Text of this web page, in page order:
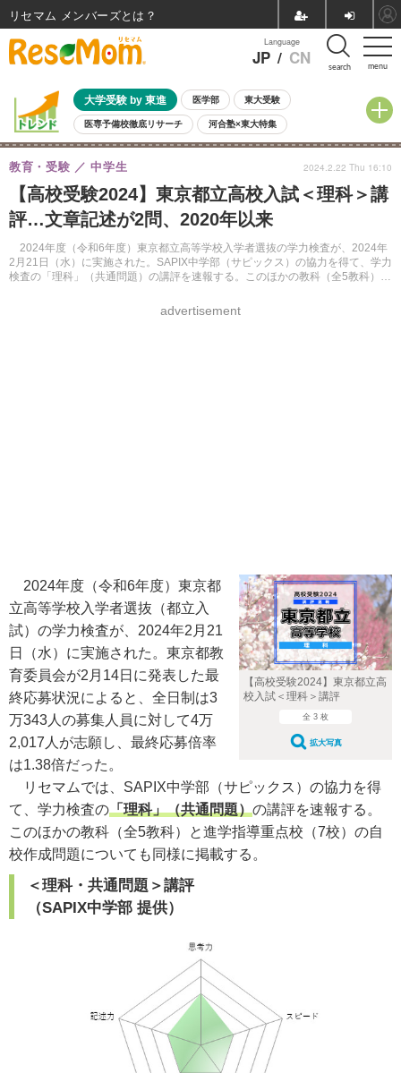
menu
Language
JP / CN search
大学受験 by 東進 医学部 東大受験
医専予備校徹底リサーチ 河合塾×東大特集
親子で考える大学選び 高校受験 中学受験 小学校受験
共通テスト 夏休み
8月開催イベント・WS 全国公立高校 過去問 人気記事
自由研究教材（小学生向け） 自由研究教材（中学生向け）
【高校受験2024】東京都立高校入試＜理科＞講
評…文章記述が2問、2020年以来
2024年度（令和6年度）東京都立高等学校入学者選抜の学力検査が、2024年
2月21日（水）に実施された。SAPIX中学部（サピックス）の協力を得て、学力
検査の「理科」（共通問題）の講評を速報する。このほかの教科（全5教科）と
教育・受験 中学生
advertisement
2024.2.22 Thu 16:10
【高校受験2024】東京都立高
校入試＜理科＞講評
全 3 枚
拡大写真
2024年度（令和6年度）東京都
立高等学校入学者選抜（都立入
試）の学力検査が、2024年2月21
日（水）に実施された。東京都教
育委員会が2月14日に発表した最
終応募状況によると、全日制は3
万343人の募集人員に対して4万
2,017人が志願し、最終応募倍率
は1.38倍だった。
リセマムでは、SAPIX中学部（サピックス）の協力を得
て、学力検査の「理科」（共通問題）の講評を速報する。
このほかの教科（全5教科）と進学指導重点校（7校）の自
校作成問題についても同様に掲載する。
＜理科・共通問題＞講評
（SAPIX中学部 提供）
リセマム メンバーズ